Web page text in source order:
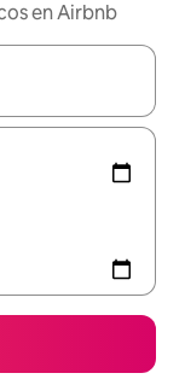
en Airbnb
navega con las